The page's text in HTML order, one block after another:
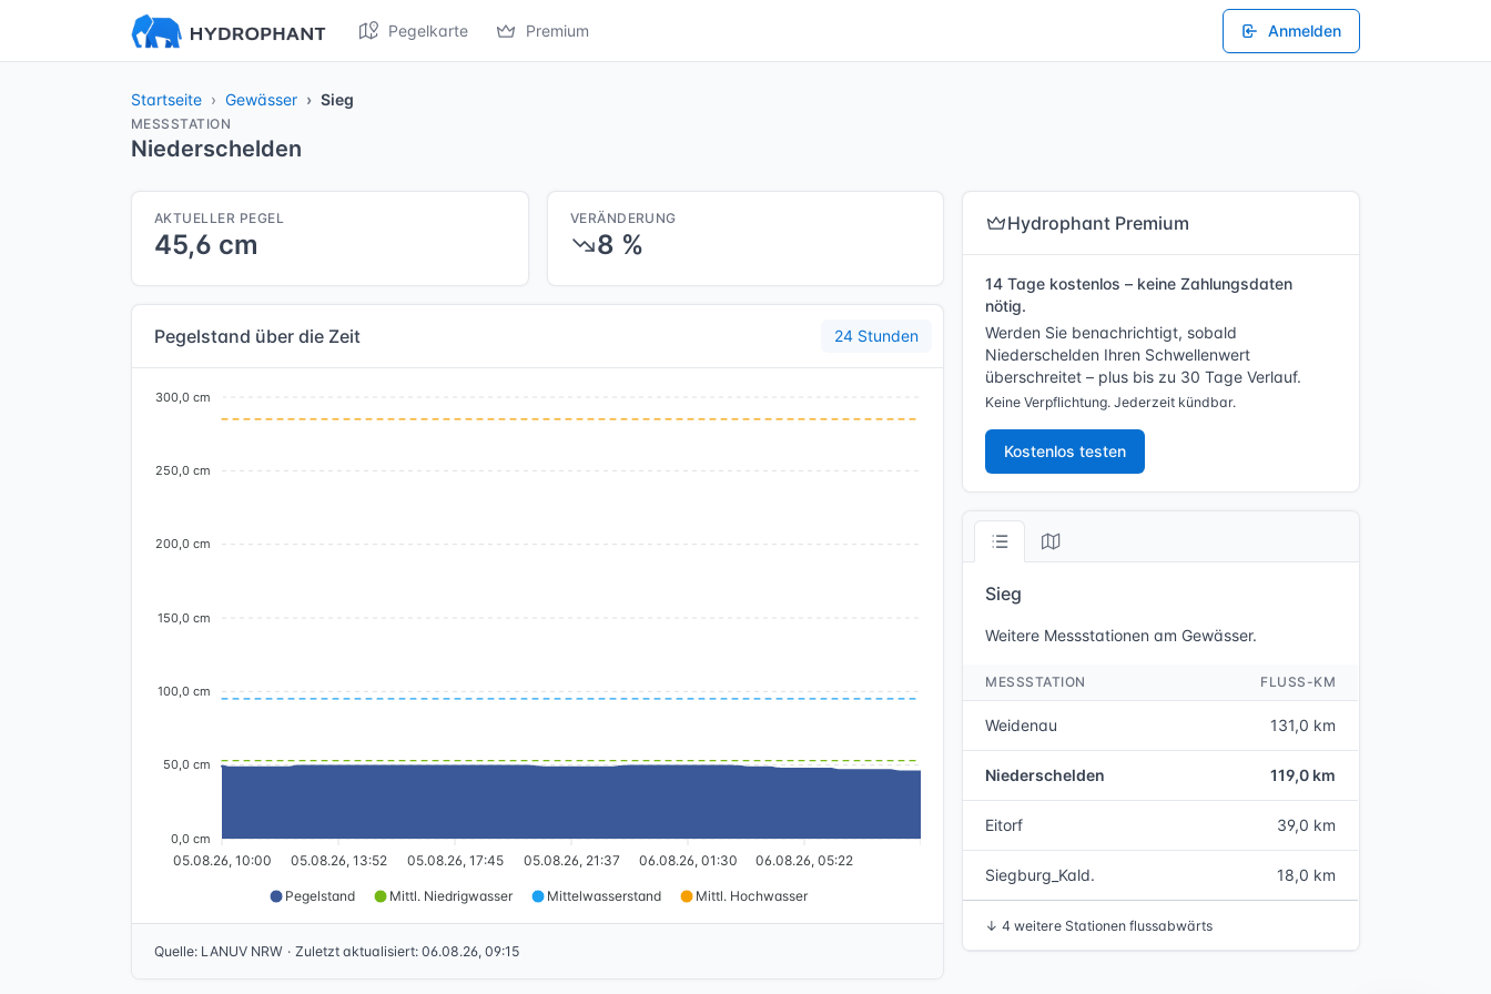
Anmelden
Pegelkarte Premium
Startseite Gewässer Sieg
MESSSTATION
Niederschelden
AKTUELLER PEGEL
45,6 cm
VERÄNDERUNG
8 %
Pegelstand über die Zeit 24 Stunden
300,0 cm
250,0 cm
200,0 cm
150,0 cm
100,0 cm
50,0 cm
0,0 cm
05.08.26, 10:00 05.08.26, 13:52 05.08.26, 17:45 05.08.26, 21:37 06.08.26, 01:30 06.08.26, 05:22
Pegelstand Mittl. Niedrigwasser Mittelwasserstand Mittl. Hochwasser
Quelle: LANUV NRW · Zuletzt aktualisiert: 06.08.26, 09:15
Hydrophant Premium
14 Tage kostenlos – keine Zahlungsdaten
nötig.
Werden Sie benachrichtigt, sobald
Niederschelden Ihren Schwellenwert
überschreitet – plus bis zu 30 Tage Verlauf.
Keine Verpflichtung. Jederzeit kündbar.
Kostenlos testen
Sieg
Weitere Messstationen am Gewässer.
MESSSTATION FLUSS-KM
Weidenau 131,0 km
Niederschelden 119,0 km
Eitorf 39,0 km
Siegburg_Kald. 18,0 km
↓4 weitere Stationen flussabwärts